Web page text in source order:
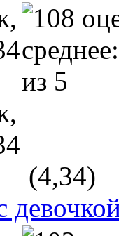
(4,34)